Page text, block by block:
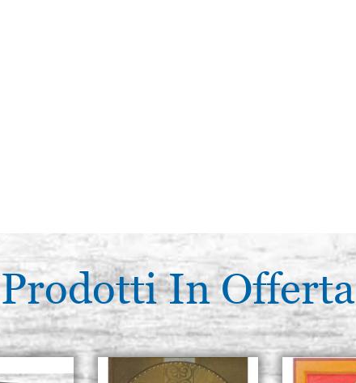
Prodotti In Offerta